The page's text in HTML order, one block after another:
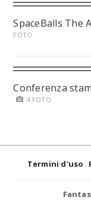
SpaceBalls The
FOTO
Conferenza
4 FOTO
Termini d'uso